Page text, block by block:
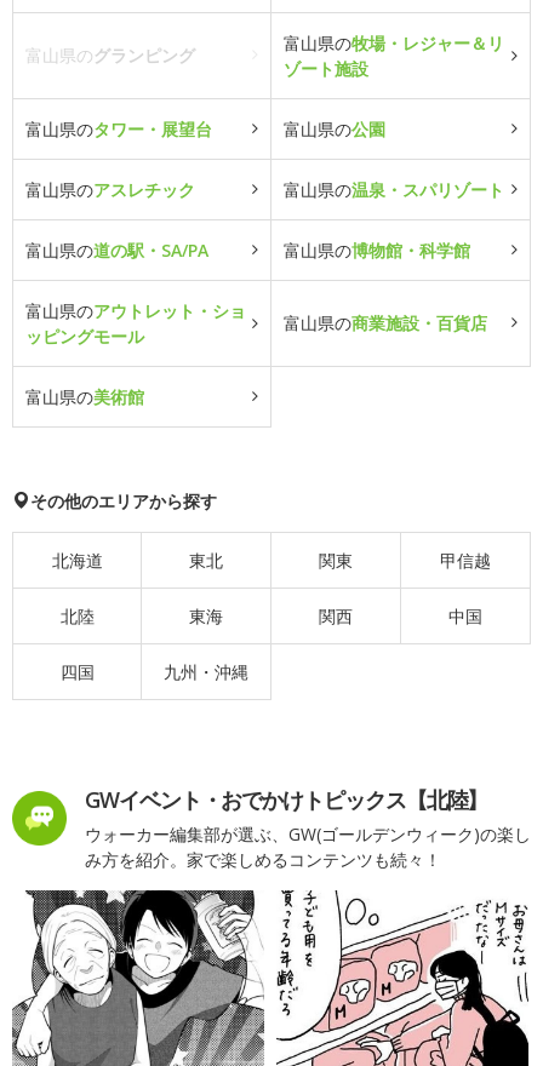
富山県のグランピング
富山県の牧場・レジャー＆リ
ゾート施設
富山県のタワー・展望台 富山県の公園
富山県のアスレチック 富山県の温泉・スパリゾート
富山県の道の駅・SA/PA 富山県の博物館・科学館
富山県のアウトレット・ショ
ッピングモール
富山県の商業施設・百貨店
富山県の美術館
その他のエリアから探す
北海道 東北 関東 甲信越
北陸 東海 関西 中国
四国 九州・沖縄
GWイベント・おでかけトピックス【北陸】
ウォーカー編集部が選ぶ、GW(ゴールデンウィーク)の楽し
み方を紹介。家で楽しめるコンテンツも続々！